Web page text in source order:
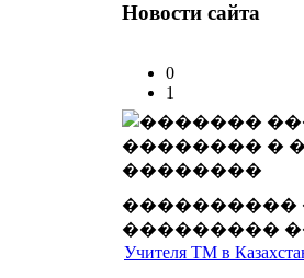
Новости сайта
0
1
����������
���������
Учителя ТМ в